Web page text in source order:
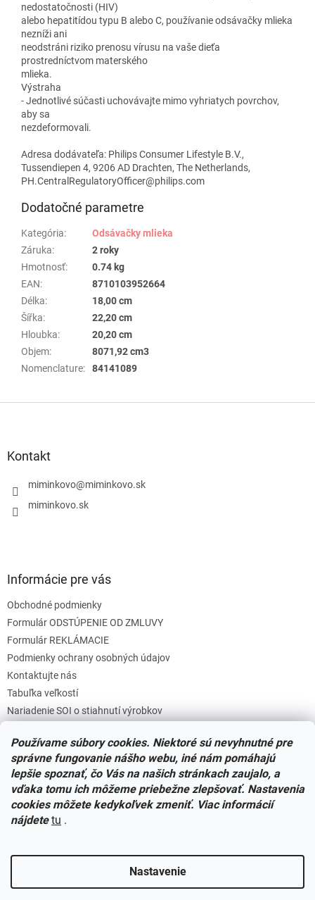
Používame súbory cookies. Niektoré sú nevyhnutné pre
správne fungovanie nášho webu, iné nám pomáhajú
lepšie spoznať, čo Vás na našich stránkach zaujalo, a
vďaka tomu ich môžeme priebežne zlepšovať. Nastavenia
cookies môžete kedykoľvek zmeniť. Viac informácií
nájdete tu .
Nastavenie
nedostatočnosti (HIV)
alebo hepatitídou typu B alebo C, používanie odsávačky mlieka
nezníži ani
neodstráni riziko prenosu vírusu na vaše dieťa
prostredníctvom materského
mlieka.
Výstraha
- Jednotlivé súčasti uchovávajte mimo vyhriatych povrchov,
aby sa
nezdeformovali.
Adresa dodávateľa: Philips Consumer Lifestyle B.V.,
Tussendiepen 4, 9206 AD Drachten, The Netherlands,
PH.CentralRegulatoryOfficer@philips.com
Dodatočné parametre
Kategória:
Odsávačky mlieka
Záruka:
2 roky
Hmotnosť:
0.74 kg
EAN:
8710103952664
Délka:
18,00 cm
Šířka:
22,20 cm
Hloubka:
20,20 cm
Objem:
8071,92 cm3
Nomenclature: 84141089
Kontakt
miminkovo@miminkovo.sk
miminkovo.sk
Informácie pre vás
Obchodné podmienky
Formulár ODSTÚPENIE OD ZMLUVY
Formulár REKLÁMACIE
Podmienky ochrany osobných údajov
Kontaktujte nás
Tabuľka veľkostí
Nariadenie SOI o stiahnutí výrobkov
Zásady súborov COOKIES
Facebook
Vytvoril Shoptet